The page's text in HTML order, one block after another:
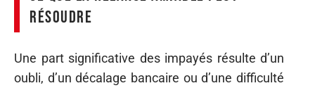
résoudre
Une part significative des impayés résulte d’un
oubli, d’un décalage bancaire ou d’une difficulté